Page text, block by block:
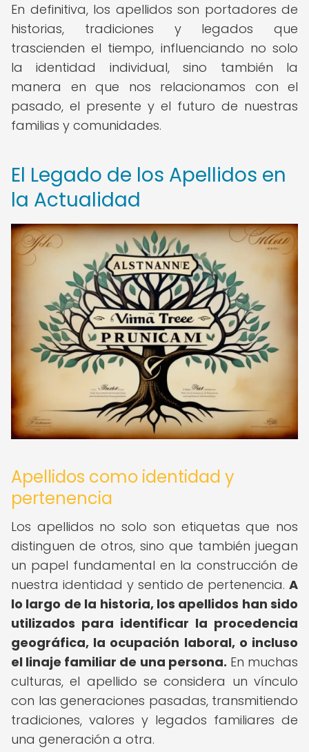
En definitiva, los apellidos son portadores de
historias, tradiciones y legados que
trascienden el tiempo, influenciando no solo
la identidad individual, sino también la
manera en que nos relacionamos con el
pasado, el presente y el futuro de nuestras
familias y comunidades.
El Legado de los Apellidos en
la Actualidad
Apellidos como identidad y
pertenencia
Los apellidos no solo son etiquetas que nos
distinguen de otros, sino que también juegan
un papel fundamental en la construcción de
nuestra identidad y sentido de pertenencia. A
lo largo de la historia, los apellidos han sido
utilizados para identificar la procedencia
geográfica, la ocupación laboral, o incluso
el linaje familiar de una persona. En muchas
culturas, el apellido se considera un vínculo
con las generaciones pasadas, transmitiendo
tradiciones, valores y legados familiares de
una generación a otra.